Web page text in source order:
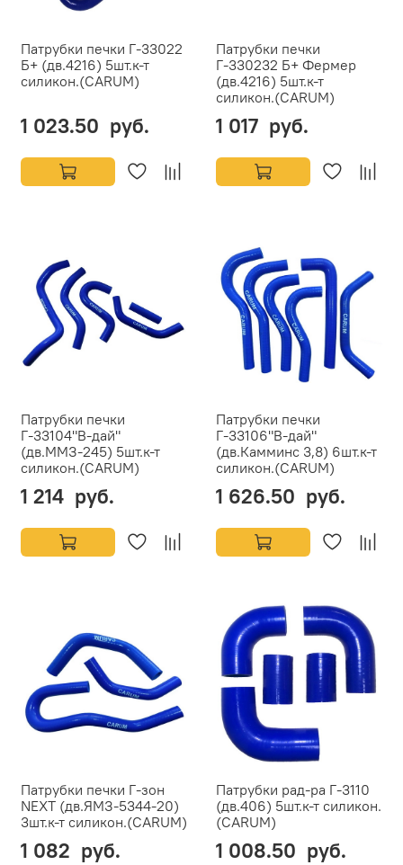
Патрубки печки Г-33022
Б+ (дв.4216) 5шт.к-т
силикон.(CARUM)
1 023.50 руб.
Патрубки печки
Г-330232 Б+ Фермер
(дв.4216) 5шт.к-т
силикон.(CARUM)
1 017 руб.
Патрубки печки
Г-33104"В-дай"
(дв.ММЗ-245) 5шт.к-т
силикон.(CARUM)
1 214 руб.
Патрубки печки
Г-33106"В-дай"
(дв.Камминс 3,8) 6шт.к-т
силикон.(CARUM)
1 626.50 руб.
Патрубки печки Г-зон
NEXT (дв.ЯМЗ-5344-20)
3шт.к-т силикон.(CARUM)
1 082 руб.
Патрубки рад-ра Г-3110
(дв.406) 5шт.к-т силикон.
(CARUM)
1 008.50 руб.